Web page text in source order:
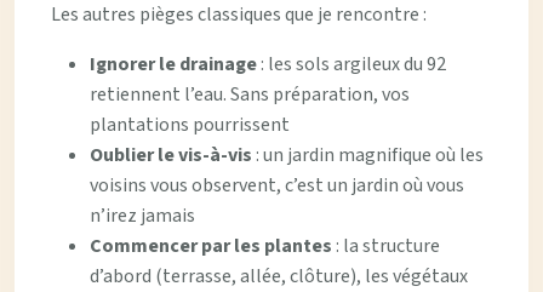
Les autres pièges classiques que je rencontre :
Ignorer le drainage: les sols argileux du 92
retiennent l’eau. Sans préparation, vos
plantations pourrissent
Oublier le vis-à-vis : un jardin magnifique où les
voisins vous observent, c’est un jardin où vous
n’irez jamais
Commencer par les plantes : la structure
d’abord (terrasse, allée, clôture), les végétaux